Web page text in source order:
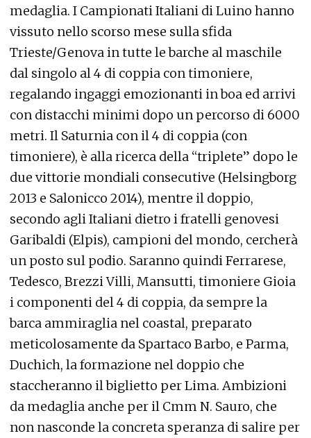
medaglia. I Campionati Italiani di Luino hanno
vissuto nello scorso mese sulla sfida
Trieste/Genova in tutte le barche al maschile
dal singolo al 4 di coppia con timoniere,
regalando ingaggi emozionanti in boa ed arrivi
con distacchi minimi dopo un percorso di 6000
metri. Il Saturnia con il 4 di coppia (con
timoniere), è alla ricerca della “triplete” dopo le
due vittorie mondiali consecutive (Helsingborg
2013 e Salonicco 2014), mentre il doppio,
secondo agli Italiani dietro i fratelli genovesi
Garibaldi (Elpis), campioni del mondo, cercherà
un posto sul podio. Saranno quindi Ferrarese,
Tedesco, Brezzi Villi, Mansutti, timoniere Gioia
i componenti del 4 di coppia, da sempre la
barca ammiraglia nel coastal, preparato
meticolosamente da Spartaco Barbo, e Parma,
Duchich, la formazione nel doppio che
staccheranno il biglietto per Lima. Ambizioni
da medaglia anche per il Cmm N. Sauro, che
non nasconde la concreta speranza di salire per